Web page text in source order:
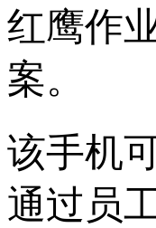
红鹰作
案。
该手机
通过员